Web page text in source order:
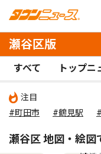
瀬谷区版
すべて トップニ
注目
#町田市
#鶴見駅
瀬谷区 地図・絵図